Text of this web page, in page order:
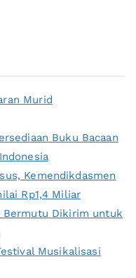
Murid
Buku Bacaan
Kemendikdasmen
Rp1,4 Miliar
Bermutu Dikirim untuk
Musikalisasi